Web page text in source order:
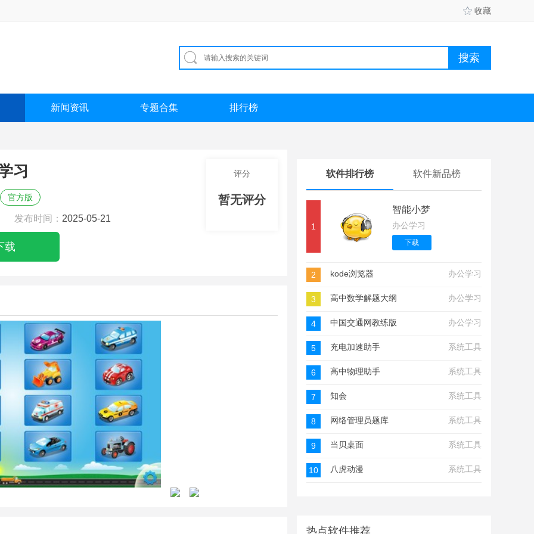
收藏
新闻资讯 专题合集 排行榜
习
官方版
发布时间： 2025-05-21
载
评分
暂无评分
软件排行榜 软件新品榜
1
智能小梦
办公学习
下载
2 kode浏览器 办公学习
3 高中数学解题大纲 办公学习
4 中国交通网教练版 办公学习
5 充电加速助手 系统工具
6 高中物理助手 系统工具
7 知会 系统工具
8 网络管理员题库 系统工具
9 当贝桌面 系统工具
10 八虎动漫 系统工具
热点软件推荐